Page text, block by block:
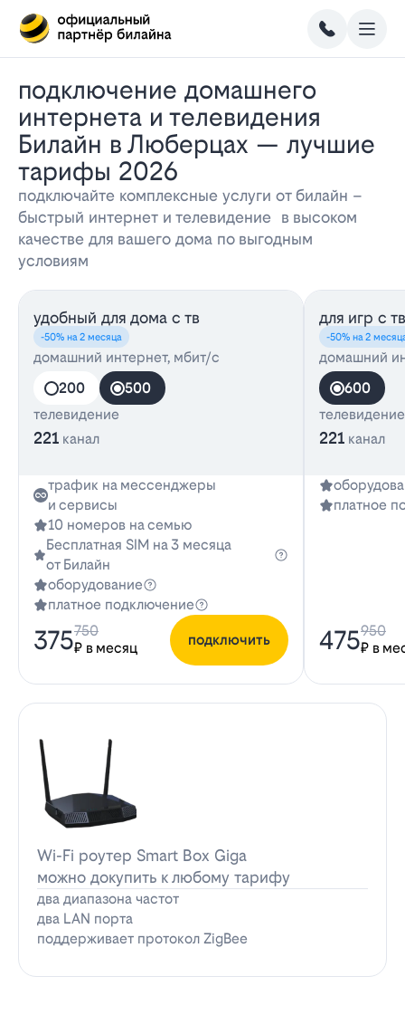
Подключение домашнего
интернета и телевидения
Билайн в Люберцах — лучшие
тарифы 2026
подключайте комплексные услуги от билайн –
быстрый интернет и телевидение в высоком
качестве для вашего дома по выгодным
условиям
удобный для дома с тв
-50% на 2 месяца
домашний интернет, мбит/с
200
500
телевидение
221 канал
трафик на мессенджеры
и сервисы
10 номеров на семью
Бесплатная SIM на 3 месяца
от Билайн
оборудование
платное подключение
375₽ в месяц
750
подключить
для игр с тв
-50% на 2
домашний
600
телевидение
221 канал
платное
475₽ в
950
Wi-Fi роутер Smart Box Giga
можно докупить к любому тарифу
два диапазона частот
два LAN порта
поддерживает протокол ZigBee